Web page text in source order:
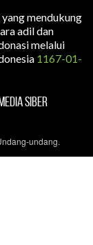
mendukung
adil dan
melalui
1167-01-
SIBER
undang.